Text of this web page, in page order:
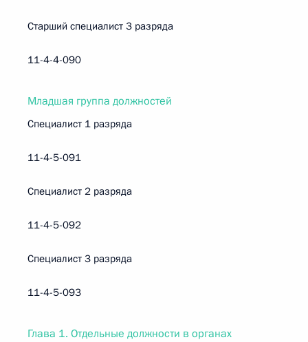
Старший специалист 3 разряда
11-4-4-090
Младшая группа должностей
Специалист 1 разряда
11-4-5-091
Специалист 2 разряда
11-4-5-092
Специалист 3 разряда
11-4-5-093
Глава 1. Отдельные должности в органах